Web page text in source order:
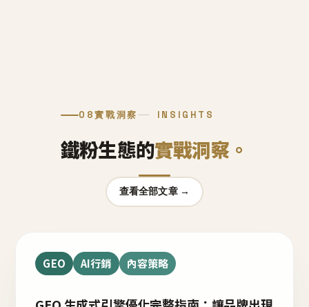
08實戰洞察 INSIGHTS
鐵粉生態的實戰洞察。
查看全部文章 →
GEO AI行銷 內容策略